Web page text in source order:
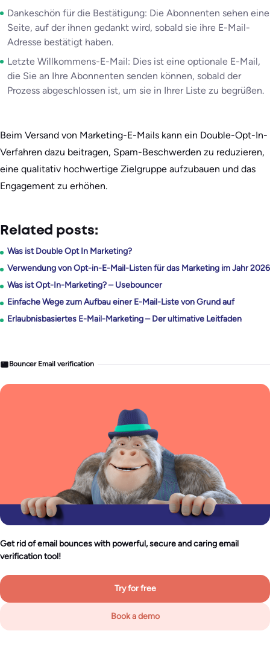
Dankeschön für die Bestätigung: Die Abonnenten sehen eine
Seite, auf der ihnen gedankt wird, sobald sie ihre E-Mail-
Adresse bestätigt haben.
Letzte Willkommens-E-Mail: Dies ist eine optionale E-Mail,
die Sie an Ihre Abonnenten senden können, sobald der
Prozess abgeschlossen ist, um sie in Ihrer Liste zu begrüßen.
Beim Versand von Marketing-E-Mails kann ein Double-Opt-In-
Verfahren dazu beitragen, Spam-Beschwerden zu reduzieren,
eine qualitativ hochwertige Zielgruppe aufzubauen und das
Engagement zu erhöhen.
Related posts:
Was ist Double Opt In Marketing?
Verwendung von Opt-in-E-Mail-Listen für das Marketing im Jahr 2026
Was ist Opt-In-Marketing? – Usebouncer
Einfache Wege zum Aufbau einer E-Mail-Liste von Grund auf
Erlaubnisbasiertes E-Mail-Marketing – Der ultimative Leitfaden
Bouncer Email verification
Get rid of email bounces with powerful, secure and caring email
verification tool!
Try for free
Book a demo